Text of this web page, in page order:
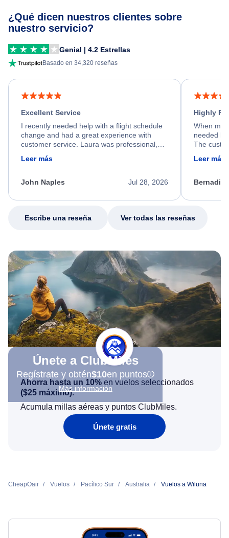
¿Qué dicen nuestros clientes sobre
nuestro servicio?
Genial | 4.2 Estrellas
Basado en 34,320 reseñas
Excellent Service
I recently needed help with a flight schedule
change and had a great experience with
customer service. Laura was professional,
friendly, and very helpful throughout the
process. She quickly found a solution and
appreciate her excellent service.
Leer más
Jul 28, 2026
John Naples
Highly
When my
needed
The
calm,
my issue.
Leer más
Escribe una reseña Ver todas las reseñas
Únete a ClubMiles
Regístrate y obtén$10en puntos
Más información
Ahorra hasta un 10% en vuelos seleccionados
($25 máximo).
Acumula millas aéreas y puntos ClubMiles.
Únete gratis
CheapOair Vuelos Pacífico Sur Australia Vuelos a Wiluna